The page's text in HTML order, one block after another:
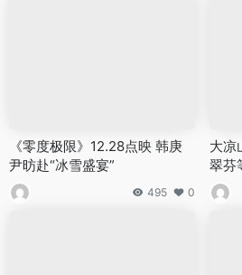
《零度极限》12.28点映 韩庚
尹昉赴“冰雪盛宴”
495 0
大凉
翠芬